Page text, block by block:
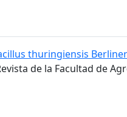
thuringiensis
de la Facultad de